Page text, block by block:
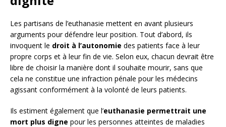
Les partisans de l’euthanasie mettent en avant plusieurs
arguments pour défendre leur position. Tout d’abord, ils
invoquent le droit à l’autonomie des patients face à leur
propre corps et à leur fin de vie. Selon eux, chacun devrait être
libre de choisir la manière dont il souhaite mourir, sans que
cela ne constitue une infraction pénale pour les médecins
agissant conformément à la volonté de leurs patients.
Ils estiment également que l’euthanasie permettrait une
mort plus digne pour les personnes atteintes de maladies